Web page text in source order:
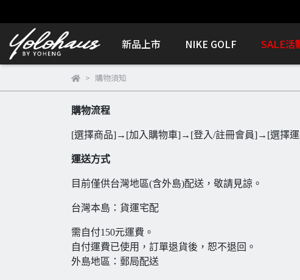
新品上市 NIKE GOLF SALE活
購物須知
購物流程
[選擇商品]→[加入購物車]→[登入/註冊會員]→[選擇
運送方式
目前僅供台灣地區(含外島)配送，敬請見諒。
台灣本島：貨運宅配
需自付150元運費。
自付運費已使用，訂單退貨後，恕不退回。
外島地區：郵局配送